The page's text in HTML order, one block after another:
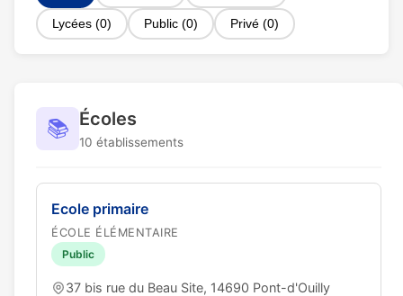
Lycées (0) Public (0) Privé (0)
📚 Écoles
10 établissements
Ecole primaire
ÉCOLE ÉLÉMENTAIRE
Public
37 bis rue du Beau Site, 14690 Pont-d'Ouilly